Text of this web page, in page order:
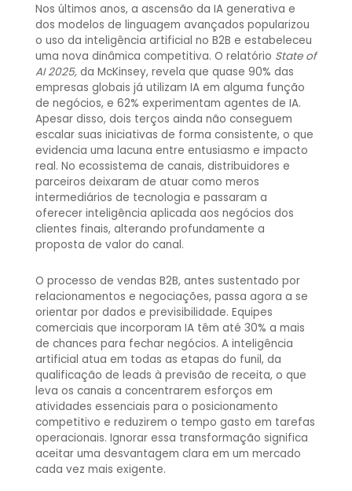
Nos últimos anos, a ascensão da IA generativa e
dos modelos de linguagem avançados popularizou
o uso da inteligência artificial no B2B e estabeleceu
uma nova dinâmica competitiva. O relatório State of
AI 2025,da McKinsey, revela que quase 90% das
empresas globais já utilizam IA em alguma função
de negócios, e 62% experimentam agentes de IA.
Apesar disso, dois terços ainda não conseguem
escalar suas iniciativas de forma consistente, o que
evidencia uma lacuna entre entusiasmo e impacto
real. No ecossistema de canais, distribuidores e
parceiros deixaram de atuar como meros
intermediários de tecnologia e passaram a
oferecer inteligência aplicada aos negócios dos
clientes finais, alterando profundamente a
proposta de valor do canal.
O processo de vendas B2B, antes sustentado por
relacionamentos e negociações, passa agora a se
orientar por dados e previsibilidade. Equipes
comerciais que incorporam IA têm até 30% a mais
de chances para fechar negócios. A inteligência
artificial atua em todas as etapas do funil, da
qualificação de leads à previsão de receita, o que
leva os canais a concentrarem esforços em
atividades essenciais para o posicionamento
competitivo e reduzirem o tempo gasto em tarefas
operacionais. Ignorar essa transformação significa
aceitar uma desvantagem clara em um mercado
cada vez mais exigente.